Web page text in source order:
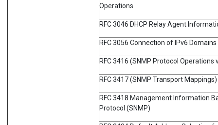
Operations
RFC 3046 DHCP Relay Agent
RFC 3056 Connection of IPv6 Domains
RFC 3416 (SNMP Protocol Operations
RFC 3417 (SNMP Transport Mappings)
RFC 3418 Management Information
Protocol (SNMP)